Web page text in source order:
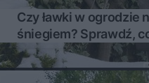
Czy ławki w ogrodzie
śniegiem? Sprawdź,